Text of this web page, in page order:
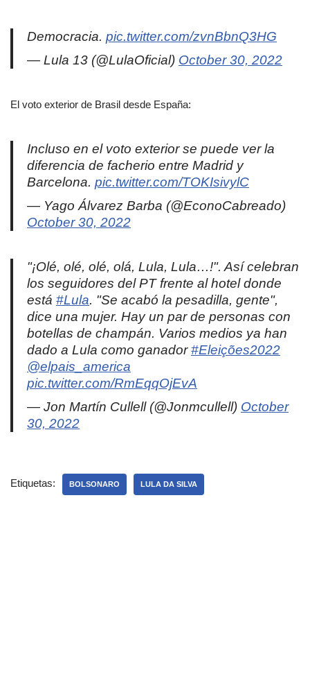
Democracia. pic.twitter.com/zvnBbnQ3HG
— Lula 13 (@LulaOficial) October 30, 2022
El voto exterior de Brasil desde España:
Incluso en el voto exterior se puede ver la
diferencia de facherio entre Madrid y
Barcelona. pic.twitter.com/TOKIsivylC
— Yago Álvarez Barba (@EconoCabreado)
October 30, 2022
"¡Olé, olé, olé, olá, Lula, Lula…!". Así celebran
los seguidores del PT frente al hotel donde
está #Lula. "Se acabó la pesadilla, gente",
dice una mujer. Hay un par de personas con
botellas de champán. Varios medios ya han
dado a Lula como ganador#Eleições2022
@elpais_america
pic.twitter.com/RmEqqOjEvA
— Jon Martín Cullell (@Jonmcullell) October
30, 2022
Etiquetas: BOLSONARO LULA DA SILVA